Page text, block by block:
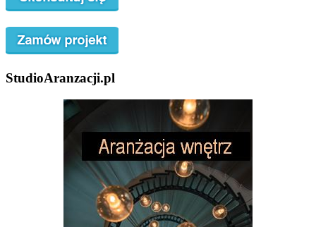
StudioAranzacji.pl